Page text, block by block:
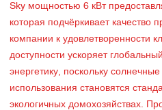
Sky мощностью 6 кВт
которая подчёркивает качество
компании к удовлетворенности
доступности ускоряет
энергетику, поскольку
использования становятся
экологичных домохозяйствах.